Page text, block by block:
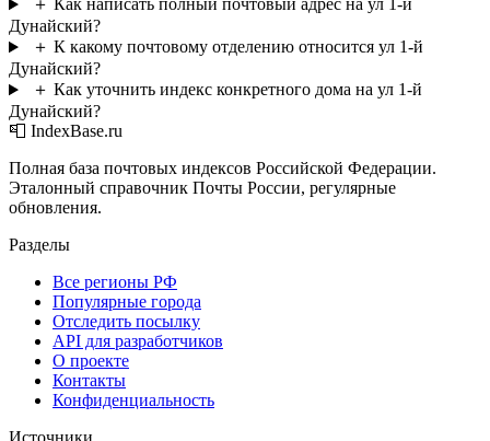
＋ Как написать полный почтовый адрес на ул 1-й
Дунайский?
＋ К какому почтовому отделению относится ул 1-й
Дунайский?
＋ Как уточнить индекс конкретного дома на ул 1-й
Дунайский?
📮 IndexBase.ru
Полная база почтовых индексов Российской Федерации.
Эталонный справочник Почты России, регулярные
обновления.
Разделы
Все регионы РФ
Популярные города
Отследить посылку
API для разработчиков
О проекте
Контакты
Конфиденциальность